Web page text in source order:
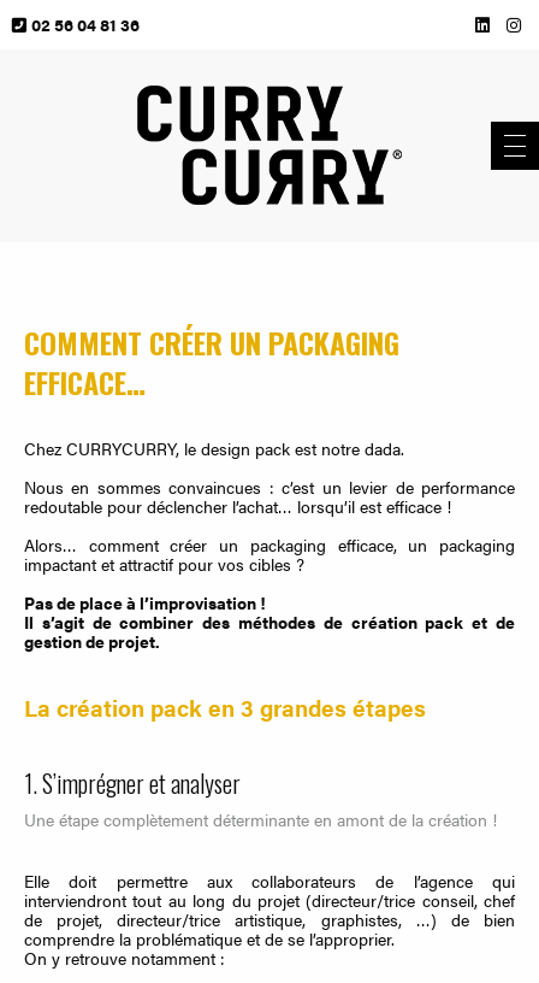
02 56 04 81 36
COMMENT CRÉER UN PACKAGING
EFFICACE…
Chez CURRYCURRY, le design pack est notre dada.
Nous en sommes convaincues : c’est un levier de performance
redoutable pour déclencher l’achat… lorsqu’il est efficace !
Alors… comment créer un packaging efficace, un packaging
impactant et attractif pour vos cibles ?
Pas de place à l’improvisation !
Il s’agit de combiner des méthodes de création pack et de
gestion de projet.
La création pack en 3 grandes étapes
1. S’imprégner et analyser
Une étape complètement déterminante en amont de la création !
Elle doit permettre aux collaborateurs de l’agence qui
interviendront tout au long du projet (directeur/trice conseil, chef
de projet, directeur/trice artistique, graphistes, …) de bien
comprendre la problématique et de se l’approprier.
On y retrouve notamment :